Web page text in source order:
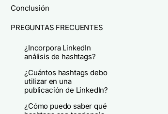
Conclusión
PREGUNTAS FRECUENTES
¿Incorpora LinkedIn
análisis de hashtags?
¿Cuántos hashtags debo
utilizar en una
publicación de LinkedIn?
¿Cómo puedo saber qué